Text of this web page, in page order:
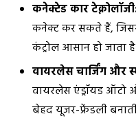
कनेक्टेड कार
कनेक्ट कर सकते हैं,
कंट्रोल आसान हो जाता
वायरलेस चार्जिंग और
वायरलेस एंड्रॉयड ऑटो
बेहद यूजर-फ्रेंडली